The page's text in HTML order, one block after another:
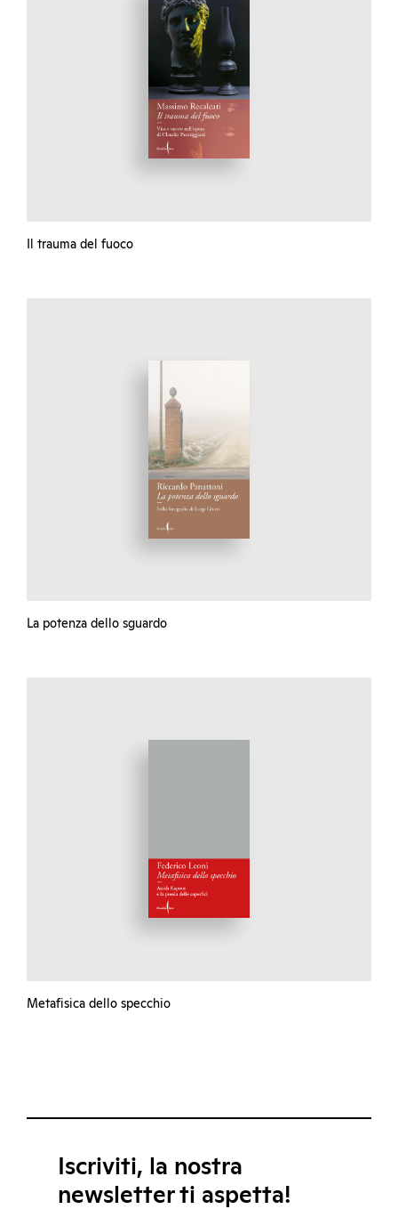
Il trauma del fuoco
La potenza dello sguardo
Metafisica dello specchio
Iscriviti, la nostra
newsletter ti aspetta!